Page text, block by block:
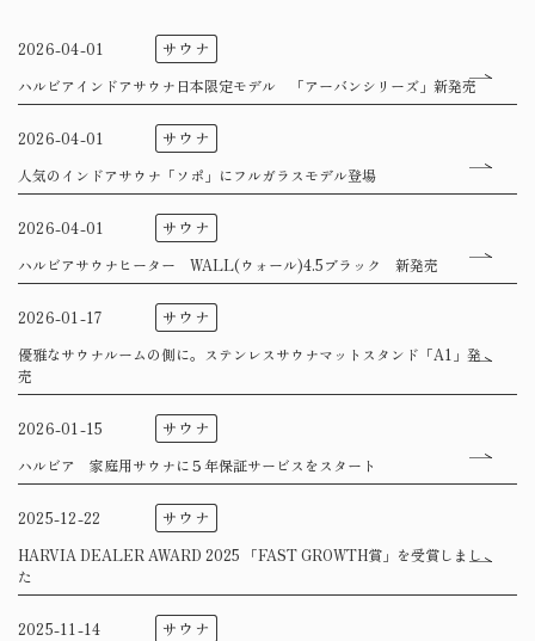
2026-04-01 サウナ
ハルビアインドアサウナ日本限定モデル 「アーバンシリーズ」新発売
2026-04-01 サウナ
人気のインドアサウナ「ソポ」にフルガラスモデル登場
2026-04-01 サウナ
ハルビアサウナヒーター WALL(ウォール)4.5ブラック 新発売
2026-01-17 サウナ
優雅なサウナルームの側に。ステンレスサウナマットスタンド「A1」発
売
2026-01-15 サウナ
ハルビア 家庭用サウナに５年保証サービスをスタート
2025-12-22 サウナ
HARVIA DEALER AWARD 2025 「FAST GROWTH賞」を受賞しまし
た
2025-11-14 サウナ